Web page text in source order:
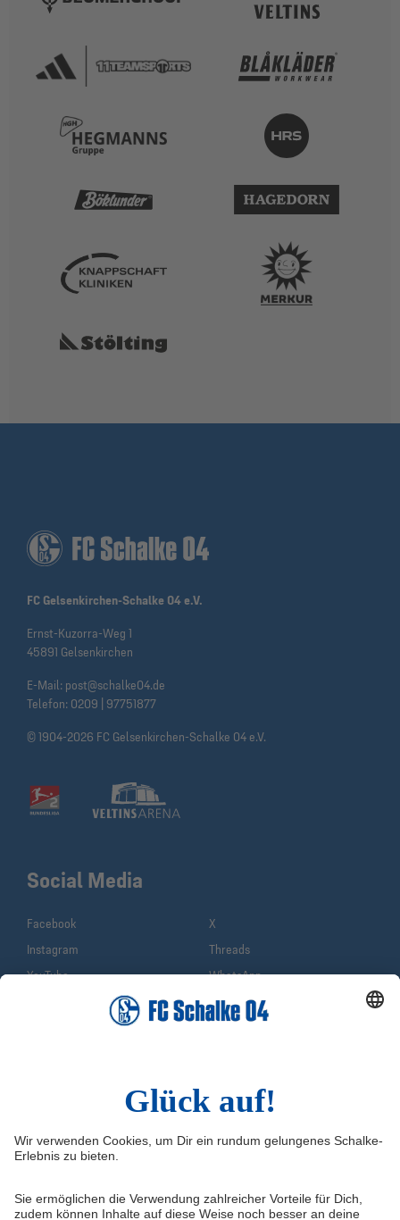
FC Gelsenkirchen-Schalke 04 e.V.
Ernst-Kuzorra-Weg 1
45891 Gelsenkirchen
E-Mail: post@schalke04.de
Telefon: 0209 | 97751877
© 1904-2026 FC Gelsenkirchen-Schalke 04 e.V.
Service & Kontakt
Erklärung zur Barrierefreiheit
Tickets
VELTINS-Arena
Social Media
Facebook
X
Instagram
Threads
YouTube
WhatsApp
Sina Weibo